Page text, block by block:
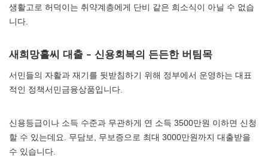
생활고로 허덕이는 취약계층에게 단비 같은 희소식이 아닐 수 없습
니다.
새희망홀씨 대출 – 신용회복의 든든한 버팀목
서민들의 자활과 재기를 뒷받침하기 위해 정부에서 운영하는 대표
적인 정책서민금융상품입니다.
신용등급이나 소득 수준과 무관하게 연 소득 3500만원 이하면 신청
할 수 있는데요. 무담보, 무보증으로 최대 3000만원까지 대출받을
수 있습니다.